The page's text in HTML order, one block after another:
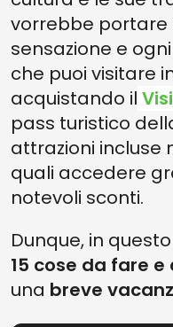
4. VISITA IL MERCATO
3. COSA VEDERE PER LA
SUA BASILICA PIÙ
2. PASSEGGIA TRA I
1. BRINDA ALLA CITTÀ CON
PIÙ VIVACI
vorrebbe portare
sensazione e
che puoi visitare
acquistando il
pass turistico
attrazioni incluse
quali accedere
notevoli sconti.
Dunque, in
15 cose da fare
una breve